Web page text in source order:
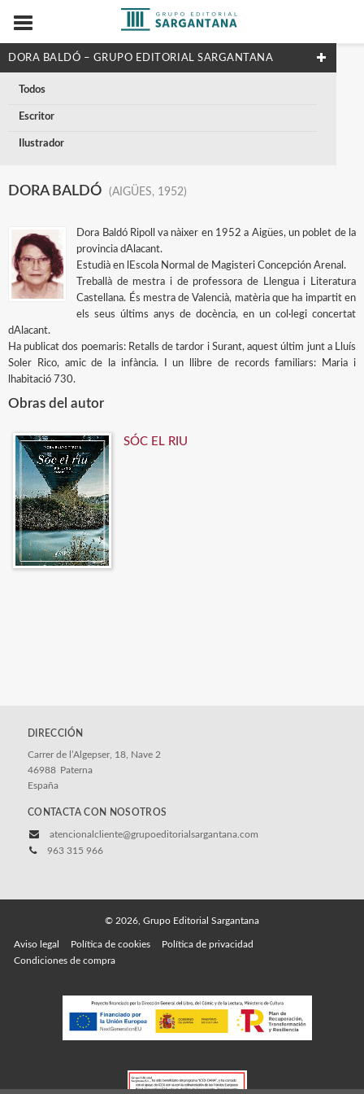
DORA BALDÓ – GRUPO EDITORIAL SARGANTANA
Todos
Escritor
Ilustrador
DORA BALDÓ (AIGÜES, 1952)
Dora Baldó Ripoll va nàixer en 1952 a Aigües, un poblet de la
provincia dAlacant.
Estudià en lEscola Normal de Magisteri Concepción Arenal.
Treballà de mestra i de professora de Llengua i Literatura
Castellana. És mestra de Valencià, matèria que ha impartit en
els seus últims anys de docència, en un col·legi concertat
dAlacant.
Ha publicat dos poemaris: Retalls de tardor i Surant, aquest últim junt a Lluís
Soler Rico, amic de la infància. I un llibre de records familiars: Maria i
lhabitació 730.
Obras del autor
SÓC EL RIU
DIRECCIÓN
Carrer de l’Algepser, 18, Nave 2
46988 Paterna
España
CONTACTA CON NOSOTROS
atencionalcliente@grupoeditorialsargantana.com
963 315 966
© 2026, Grupo Editorial Sargantana
Aviso legal Política de cookies
Política de privacidad
Condiciones de compra